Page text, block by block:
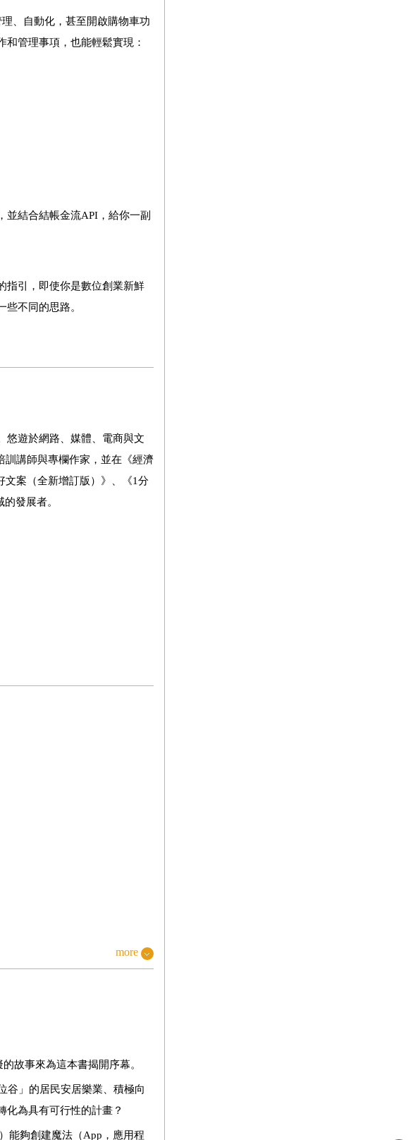
、自動化，甚至開啟購物車功
管理事項，也能輕鬆實現：
並結合結帳金流API，給你一副
指引，即使你是數位創業新鮮
不同的思路。
悠遊於網路、媒體、電商與文
訓講師與專欄作家，並在《經濟
文案（全新增訂版）》、《1分
發展者。
more
故事來為這本書揭開序幕。
」的居民安居樂業、積極向
化為具有可行性的計畫？
能夠創建魔法（App，應用程